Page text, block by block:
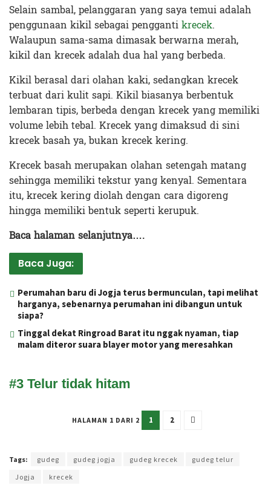
Selain sambal, pelanggaran yang saya temui adalah
penggunaan kikil sebagai penggantikrecek.
Walaupun sama-sama dimasak berwarna merah,
kikil dan krecek adalah dua hal yang berbeda.
Kikil berasal dari olahan kaki, sedangkan krecek
terbuat dari kulit sapi. Kikil biasanya berbentuk
lembaran tipis, berbeda dengan krecek yang memiliki
volume lebih tebal. Krecek yang dimaksud di sini
krecek basah ya, bukan krecek kering.
Krecek basah merupakan olahan setengah matang
sehingga memiliki tekstur yang kenyal. Sementara
itu, krecek kering diolah dengan cara digoreng
hingga memiliki bentuk seperti kerupuk.
Baca halaman selanjutnya….
Baca Juga:
Perumahan baru di Jogja terus bermunculan, tapi melihat
harganya, sebenarnya perumahan ini dibangun untuk
siapa?
Tinggal dekat Ringroad Barat itu nggak nyaman, tiap
malam diteror suara blayer motor yang meresahkan
#3 Telur tidak hitam
HALAMAN 1 DARI 2 1 2
Tags: gudeg gudeg jogja gudeg krecek
gudeg telur
Jogja
krecek